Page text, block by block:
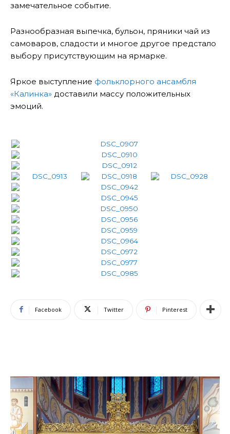
замечательное событие.
Разнообразная выпечка, бульон, пряники чай из
самоваров, сладости и многое другое предстало
выбору присутствующим на ярмарке.
Яркое выступление фольклорного ансамбля
«Калинка» доставили массу положительных
эмоций.
Facebook Twitter Pinterest